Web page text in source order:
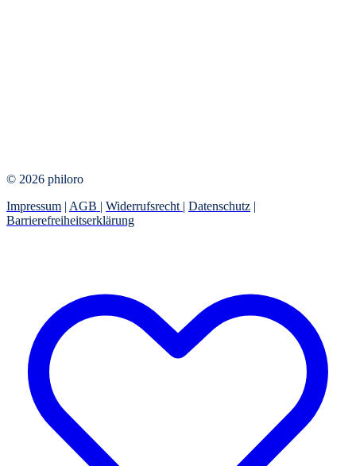
© 2026 philoro
Impressum | AGB | Widerrufsrecht | Datenschutz |
Barrierefreiheitserklärung